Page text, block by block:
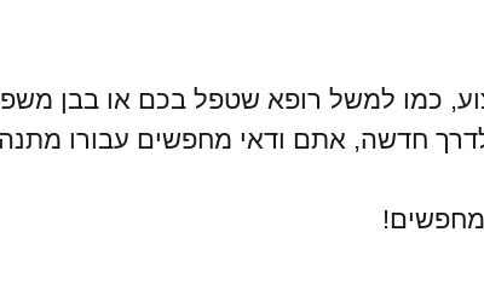
כמו למשל רופא שטפל בכם או בבן
לדרך חדשה, אתם ודאי מחפשים עבורו